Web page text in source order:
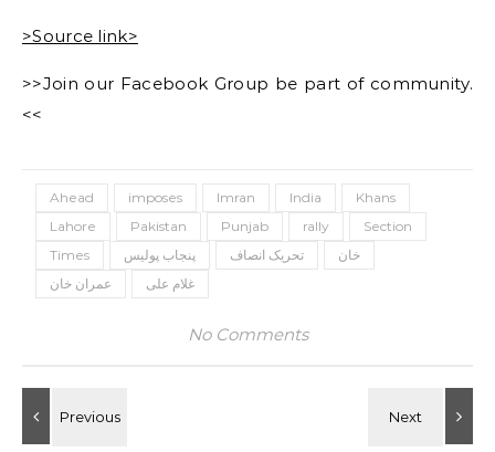
>Source link>
>>Join our Facebook Group be part of community.
<<
Ahead imposes Imran India
Khans
Lahore
Pakistan Punjab rally
Section
Times
پنجاب پولیس تحریک انصاف
خان
عمران خان
غلام علی
No Comments